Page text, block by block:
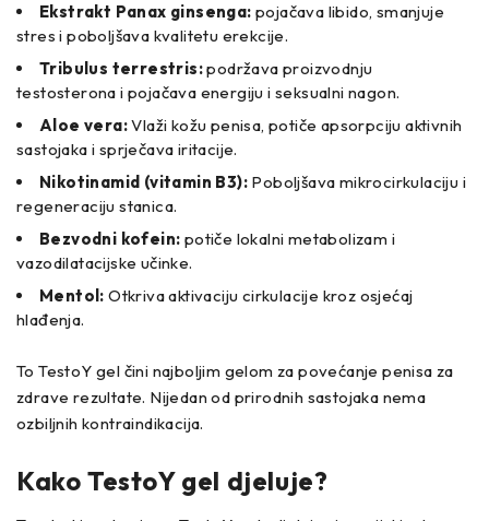
Ekstrakt Panax ginsenga: pojačava libido, smanjuje
stres i poboljšava kvalitetu erekcije.
Tribulus terrestris:podržava proizvodnju
testosterona i pojačava energiju i seksualni nagon.
Aloe vera:Vlaži kožu penisa, potiče apsorpciju aktivnih
sastojaka i sprječava iritacije.
Nikotinamid (vitamin B3): Poboljšava mikrocirkulaciju i
regeneraciju stanica.
Bezvodni kofein: potiče lokalni metabolizam i
vazodilatacijske učinke.
Mentol: Otkriva aktivaciju cirkulacije kroz osjećaj
hlađenja.
To TestoY gel čini najboljim gelom za povećanje penisa za
zdrave rezultate. Nijedan od prirodnih sastojaka nema
ozbiljnih kontraindikacija.
Kako TestoY gel djeluje?